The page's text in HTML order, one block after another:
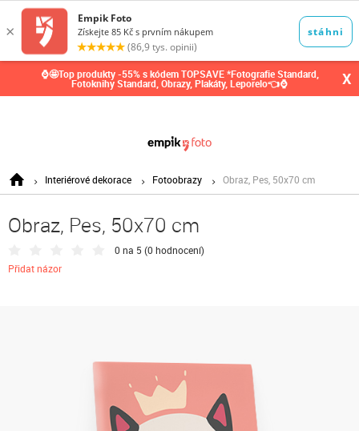
⌚🤩Top produkty -55% s kódem TOPSAVE *Fotografie Standard,
Fotoknihy Standard, Obrazy, Plakáty, Leporelo👈⌚ X
Interiérové dekorace Fotoobrazy Obraz, Pes, 50x70 cm
Obraz, Pes, 50x70 cm
0 na 5 (0 hodnocení)
Přidat názor